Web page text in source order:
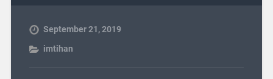
September 21, 2019
imtihan